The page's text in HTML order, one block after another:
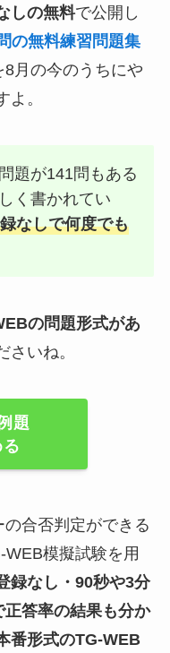
しの無料で公開し
の無料練習問題集
8月の今のうちにや
。
題が141問もある
く書かれてい
なしで何度でも
の問題形式があ
いね。
題
合否判定ができる
模擬試験を用
録なし・90秒や3分
答率の結果も分か
番形式のTG-WEB